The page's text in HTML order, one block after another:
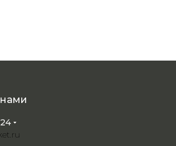
нами